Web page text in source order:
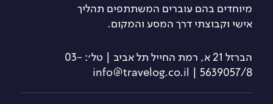
מיוחדים בהם עוברים המשתתפים תהליך
אישי וקבוצתי דרך המסע והמקום.
הברזל 21 א, רמת החייל תל אביב | טל׳: 03-
5639057/8 | info@travelog.co.il